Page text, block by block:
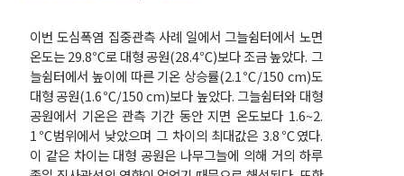
이번 도심폭염 집중관측 사례 일에서 그늘쉼터에서 노면
온도는 29.8℃로 대형 공원(28.4℃)보다 조금 높았다. 그
늘쉼터에서 높이에 따른 기온 상승률(2.1℃/150 cm)도
대형 공원(1.6℃/150 cm)보다 높았다. 그늘쉼터와 대형
공원에서 기온은 관측 기간 동안 지면 온도보다 1.6~2.
1℃범위에서 낮았으며 그 차이의 최대값은 3.8℃였다.
이 같은 차이는 대형 공원은 나무그늘에 의해 거의 하루